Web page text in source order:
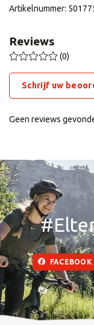
Artikelnummer:
Reviews
(0)
Schrijf uw
Geen reviews
FACEBOOK